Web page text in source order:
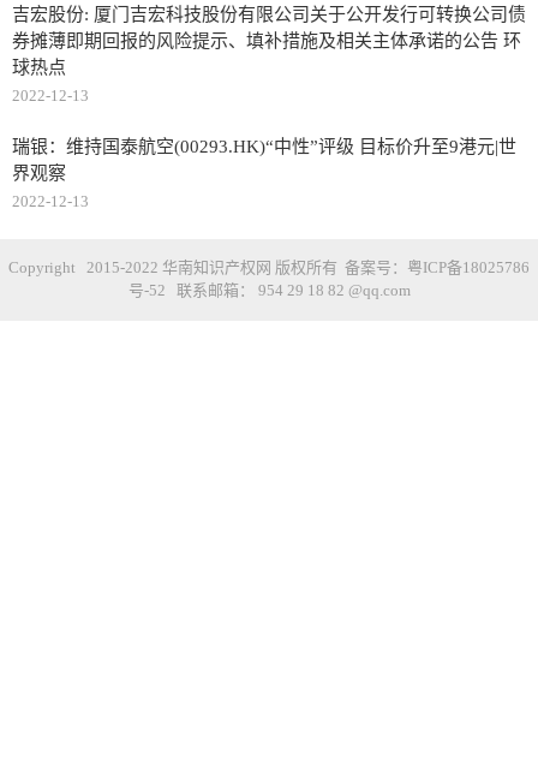
吉宏股份: 厦门吉宏科技股份有限公司关于公开发行可转换公司债
券摊薄即期回报的风险提示、填补措施及相关主体承诺的公告 环
球热点
2022-12-13
瑞银：维持国泰航空(00293.HK)“中性”评级 目标价升至9港元|世
界观察
2022-12-13
Copyright 2015-2022 华南知识产权网 版权所有 备案号： 粤ICP备18025786
号-52 联系邮箱： 954 29 18 82 @qq.com